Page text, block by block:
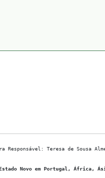
Responsável: Teresa de Sousa
Novo em Portugal, África,